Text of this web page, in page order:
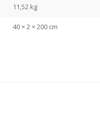
11,52 kg
40 × 2 × 200 cm